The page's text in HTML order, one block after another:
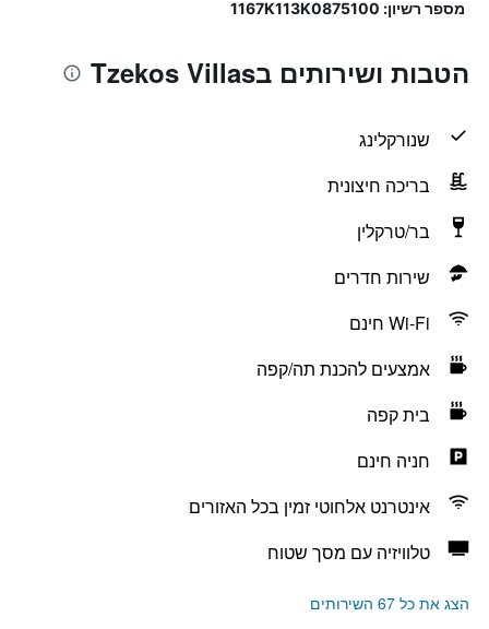
מספר רשיון: 1167K113K0875100
הטבות ושירותים בTzekos Villas
שנורקלינג
בריכה חיצונית
בר/טרקלין
שירות חדרים
Wi-Fi חינם
אמצעים להכנת תה/קפה
בית קפה
חניה חינם
אינטרנט אלחוטי זמין בכל האזורים
טלוויזיה עם מסך שטוח
הצג את כל 67 השירותים